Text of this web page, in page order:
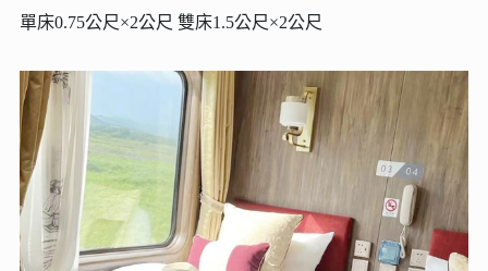
單床0.75公尺×2公尺 雙床1.5公尺×2公尺